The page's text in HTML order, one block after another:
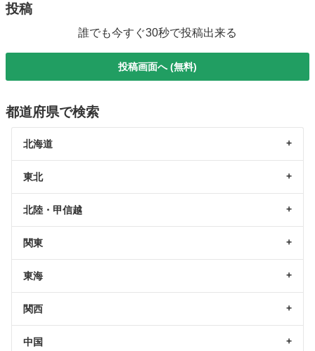
投稿
誰でも今すぐ30秒で投稿出来る
投稿画面へ (無料)
都道府県で検索
北海道
東北
北陸・甲信越
関東
東海
関西
中国